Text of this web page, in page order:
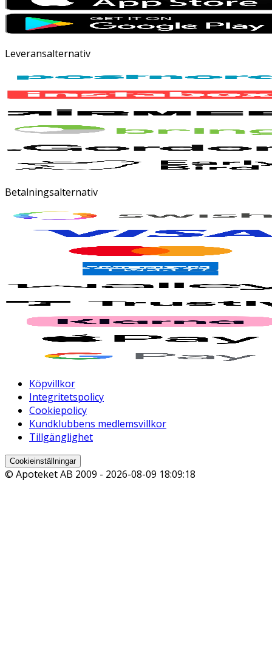
Leveransalternativ
Betalningsalternativ
Köpvillkor
Integritetspolicy
Cookiepolicy
Kundklubbens medlemsvillkor
Tillgänglighet
Cookieinställningar
© Apoteket AB 2009 - 2026-08-09 18:09:18